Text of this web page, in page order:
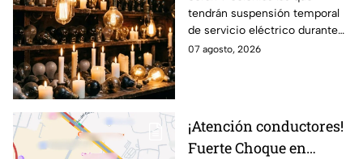
horas hoy viernes 7 y
mañana sábado 8 de
agosto en 9 sitios
tendrán suspensión temporal
de servicio eléctrico durante
ocho horas este viernes 7 y
07 agosto, 2026
¡Atención conductores!
Fuerte Choque en